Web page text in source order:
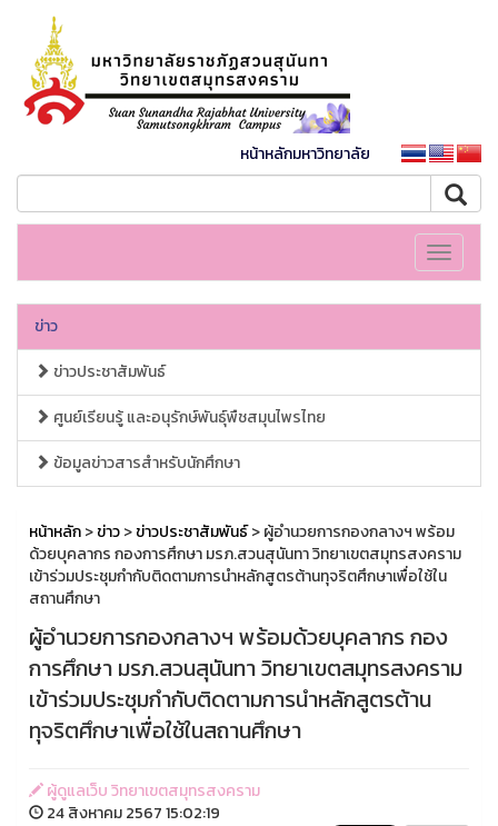
หน้าหลักมหาวิทยาลัย
Toggle
ข่าว
ข่าวประชาสัมพันธ์
ศูนย์เรียนรู้ และอนุรักษ์พันธุ์พืชสมุนไพรไทย
ข้อมูลข่าวสารสำหรับนักศึกษา
หน้าหลัก>ข่าว>ข่าวประชาสัมพันธ์> ผู้อำนวยการกองกลางฯ พร้อม
ด้วยบุคลากร กองการศึกษา มรภ.สวนสุนันทา วิทยาเขตสมุทรสงคราม
เข้าร่วมประชุมกำกับติดตามการนำหลักสูตรต้านทุจริตศึกษาเพื่อใช้ใน
สถานศึกษา
ผู้อำนวยการกองกลางฯ พร้อมด้วยบุคลากร กอง
การศึกษา มรภ.สวนสุนันทา วิทยาเขตสมุทรสงคราม
เข้าร่วมประชุมกำกับติดตามการนำหลักสูตรต้าน
ทุจริตศึกษาเพื่อใช้ในสถานศึกษา
ผู้ดูแลเว็บ วิทยาเขตสมุทรสงคราม
24 สิงหาคม 2567 15:02:19